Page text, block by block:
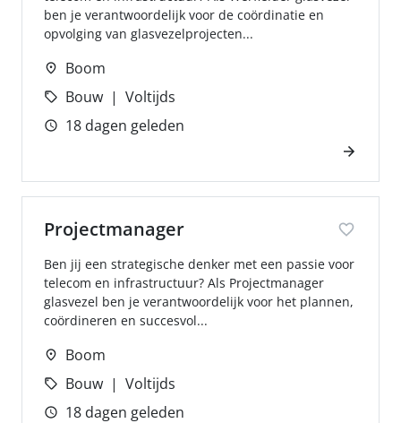
ben je verantwoordelijk voor de coördinatie en
opvolging van glasvezelprojecten...
Boom
Bouw
Voltijds
18 dagen geleden
Projectmanager
Ben jij een strategische denker met een passie voor
telecom en infrastructuur? Als Projectmanager
glasvezel ben je verantwoordelijk voor het plannen,
coördineren en succesvol...
Boom
Bouw
Voltijds
18 dagen geleden